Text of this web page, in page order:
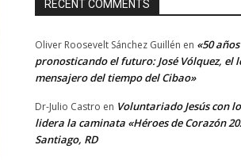
RECENT COMMENTS
Oliver Roosevelt Sánchez Guillén en «50 años
pronosticando el futuro: José Vólquez, el
mensajero del tiempo del Cibao»
Dr-Julio Castro en Voluntariado Jesús con
lidera la caminata «Héroes de Corazón
Santiago, RD